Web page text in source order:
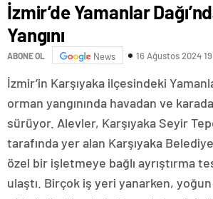
İzmir’de Yamanlar
Yangını
ABONE OL News 16 Ağustos 2024
İzmir’in Karşıyaka ilçesindeki
orman yangınında havadan ve
sürüyor. Alevler, Karşıyaka Seyir
tarafında yer alan Karşıyaka
özel bir işletmeye bağlı ayrıştırma
ulaştı. Birçok iş yeri yanarken,